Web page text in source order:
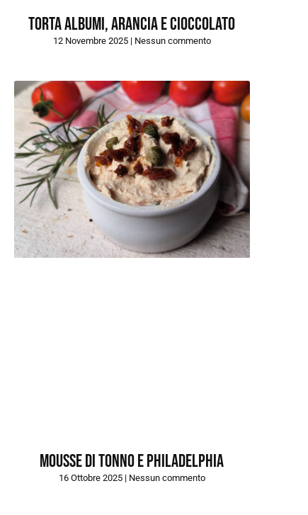
Torta albumi, arancia e cioccolato
12 Novembre 2025 Nessun commento
Mousse di tonno e Philadelphia
16 Ottobre 2025 Nessun commento